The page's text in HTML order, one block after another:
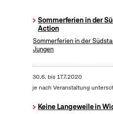
Sommerferien in der
Action
Sommerferien in der
Jungen
30.6. bis17.7.2020
je nach Veranstaltung
Keine Langeweile in